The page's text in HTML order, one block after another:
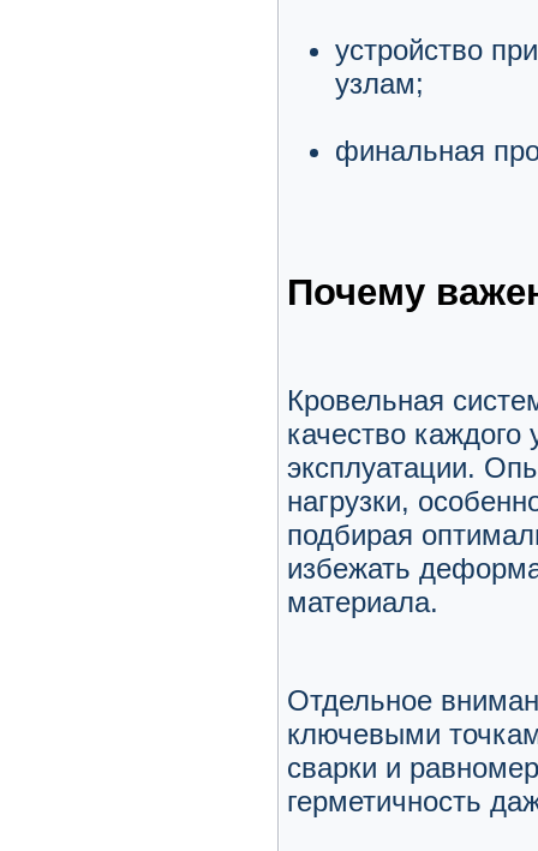
устройство
узлам;
финальная
Почему
Кровельная
качество
эксплуатации.
нагрузки,
подбирая
избежать
материала.
Отдельное
ключевыми
сварки и
герметичность